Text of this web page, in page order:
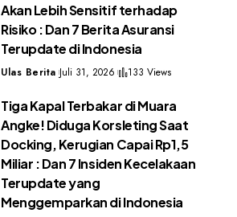
Akan Lebih Sensitif terhadap
Risiko : Dan 7 Berita Asuransi
Terupdate di Indonesia
Ulas Berita Juli 31, 2026 133 Views
Tiga Kapal Terbakar di Muara
Angke! Diduga Korsleting Saat
Docking, Kerugian Capai Rp1,5
Miliar : Dan 7 Insiden Kecelakaan
Terupdate yang
Menggemparkan di Indonesia